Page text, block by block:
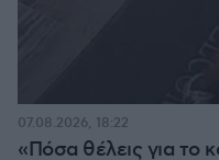
«Πόσα θέλεις για το
07.08.2026, 18:22